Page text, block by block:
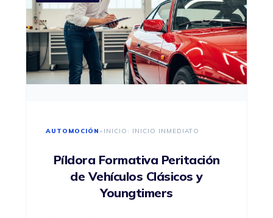
AUTOMOCIÓN • INICIO: INICIO INMEDIATO
Píldora Formativa Peritación
de Vehículos Clásicos y
Youngtimers